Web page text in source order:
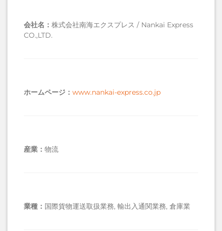
会社名 ：株式会社南海エクスプレス / Nankai Express
CO.,LTD.
ホームページ ：www.nankai-express.co.jp
産業：物流
業種： 国際貨物運送取扱業務, 輸出入通関業務, 倉庫業